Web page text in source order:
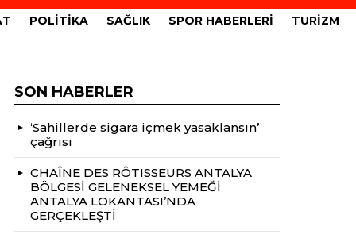
POLITIKA SAĞLIK SPOR HABERLERI TURIZM
SON HABERLER
‘Sahillerde sigara içmek yasaklansın’
çağrısı
CHAÎNE DES RÔTISSEURS ANTALYA
BÖLGESİ GELENEKSEL YEMEĞİ
ANTALYA LOKANTASI’NDA
GERÇEKLEŞTİ